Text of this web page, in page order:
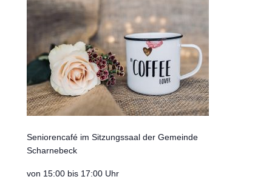
Seniorencafé im Sitzungssaal der Gemeinde
Scharnebeck
von 15:00 bis 17:00 Uhr